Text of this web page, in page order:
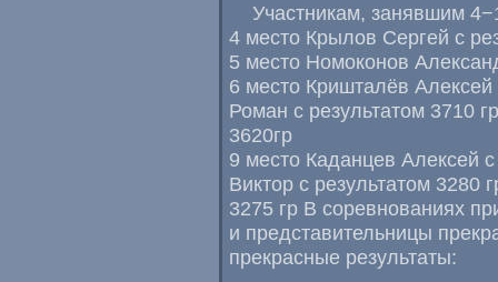
Участникам, занявшим
4 место Крылов Сергей с
5 место Номоконов
6 место Кришталёв Алексей
Роман с результатом 3710
3620гр
9 место Каданцев Алексей
Виктор с результатом 3280
3275 гр В соревнованиях
и представительницы
прекрасные результаты: